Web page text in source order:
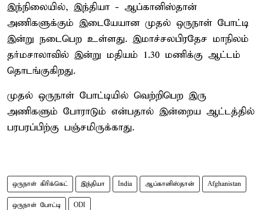
இந்நிலையில், இந்தியா - ஆப்கானிஸ்தான்
அணிகளுக்கும் இடையேயான முதல் ஒருநாள் போட்டி
இன்று நடைபெற உள்ளது. இமாச்சலபிரதேச மாநிலம்
தர்மசாலாவில் இன்று மதியம் 1.30 மணிக்கு ஆட்டம்
தொடங்குகிறது.
முதல் ஒருநாள் போட்டியில் வெற்றிபெற இரு
அணிகளும் போராடும் என்பதால் இன்றைய ஆட்டத்தில்
பரபரப்பிற்கு பஞ்சமிருக்காது.
ஒருநாள் கிரிக்கெட் இந்தியா India ஆப்கானிஸ்தான் Afghanistan
ஒருநாள் போட்டி ODI